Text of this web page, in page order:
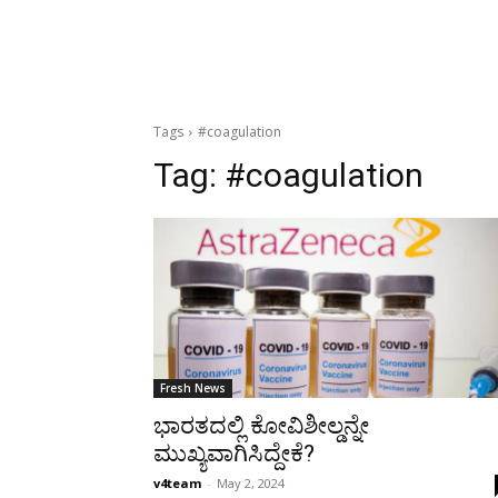
Tags #coagulation
Tag: #coagulation
Fresh News
ಭಾರತದಲ್ಲಿ ಕೋವಿಶೀಲ್ಡನ್ನೇ
ಮುಖ್ಯವಾಗಿಸಿದ್ದೇಕೆ?
v4team - May 2, 2024